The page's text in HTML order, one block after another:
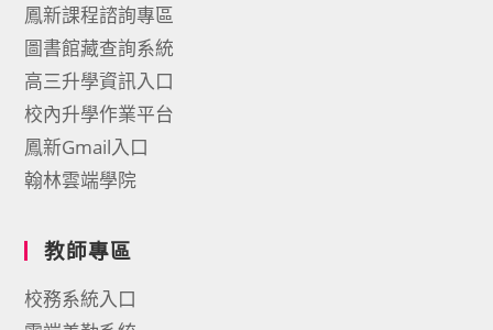
鳳新課程諮詢專區
圖書館藏查詢系統
高三升學資訊入口
校內升學作業平台
鳳新Gmail入口
翰林雲端學院
教師專區
校務系統入口